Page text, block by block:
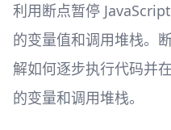
利用断点暂停
的变量值和调用堆栈。
解如何逐步执行代码并
的变量和调用堆栈。